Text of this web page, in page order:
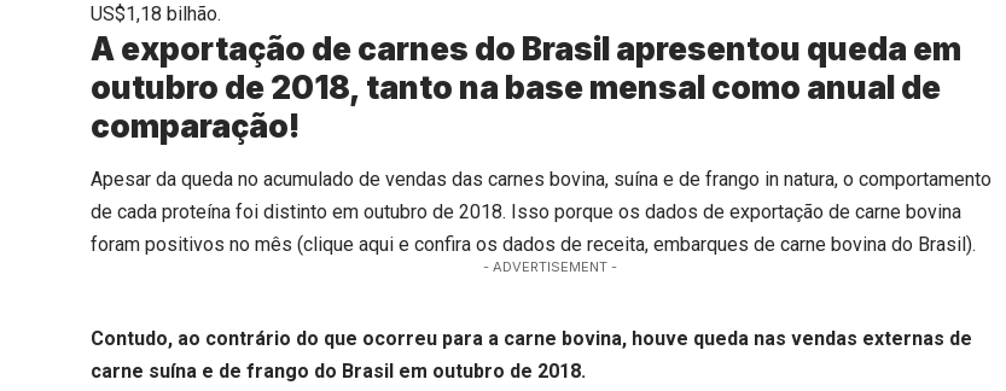
US$1,18 bilhão.
A exportação de carnes do Brasil apresentou queda em
outubro de 2018, tanto na base mensal como anual de
comparação!
Apesar da queda no acumulado de vendas das carnes bovina, suína e de frango in natura, o comportamento
de cada proteína foi distinto em outubro de 2018. Isso porque os dados de exportação de carne bovina
foram positivos no mês (clique aqui e confira os dados de receita, embarques de carne bovina do Brasil).
- ADVERTISEMENT -
Contudo, ao contrário do que ocorreu para a carne bovina, houve queda nas vendas externas de
carne suína e de frango do Brasil em outubro de 2018.